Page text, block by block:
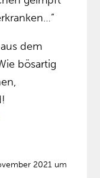
dem
bösartig
2021 um